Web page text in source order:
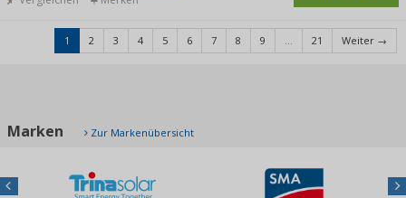
1 2 3 4 5 6 7 8 9 ... 21 Weiter →
Marken Zur Markenübersicht